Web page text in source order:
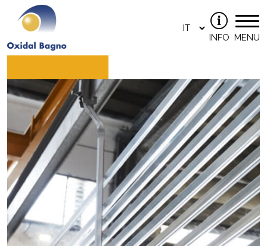
INFO MENU